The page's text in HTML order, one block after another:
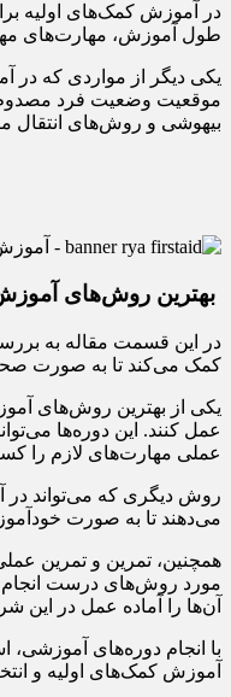
در آموزش کمک‌های اولیه
طول آموزش، مهارت‌های
یکی دیگر از مواردی که در
موقعیت وضعیت فرد مصدوم
بیهوشی و روش‌های انتقال
بهترین روش‌های
در این قسمت مقاله به
کمک می‌کند تا به صورت
یکی از بهترین روش‌های
عمل کنند. این دوره‌ها
عملی مهارت‌های لازم را
روش دیگری که می‌تواند در
می‌دهند تا به صورت خودآموز
همچنین، تمرین و تمرین
مورد روش‌های درست انجام
آن‌ها را آماده عمل در این
با انجام دوره‌های آموزشی،
آموزش کمک‌های اولیه و